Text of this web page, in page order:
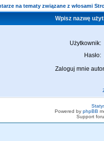
na tematy związane z włosami
Wpisz nazwę
Użytkownik:
Hasło:
Zaloguj mnie
Powered by phpBB
Support